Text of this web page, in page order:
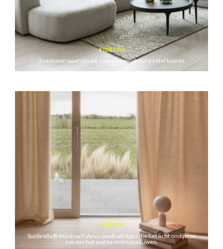
IDEEËN
3 redenen waarom wij voor een modulaire zetel kiezen
IDEEËN
Sunbrella® Window Fabrics biedt vitrages die het licht omlijsten
zonder het ooit te overschaduwen.